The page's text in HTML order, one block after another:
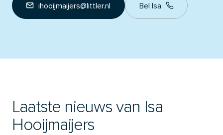
ihooijmaijers@littler.nl Bel Isa
Laatste nieuws van Isa
Hooijmaijers